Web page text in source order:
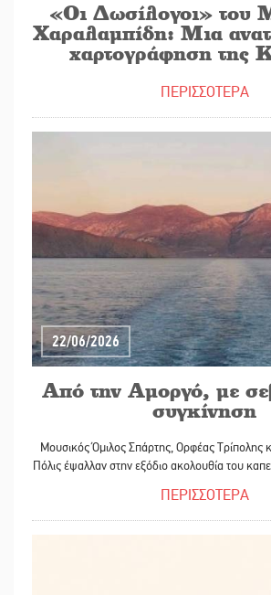
«Οι Δωσίλογοι» του
Χαραλαμπίδη: Μια
χαρτογράφηση της
ΠΕΡΙΣΣΟΤΕΡΑ
22/06/2026
Από την Αμοργό, με
συγκίνηση
Μουσικός Όμιλος Σπάρτης, Ορφέας Τρίπολης
Πόλις έψαλλαν στην εξόδιο ακολουθία του
ΠΕΡΙΣΣΟΤΕΡΑ